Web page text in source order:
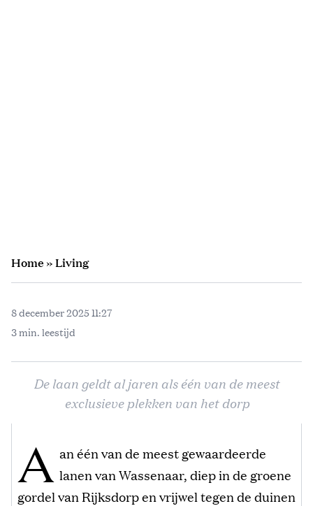
Home»Living
8 december 2025 11:27
3 min. leestijd
De laan geldt al jaren als één van de meest
exclusieve plekken van het dorp
A an één van de meest gewaardeerde
lanen van Wassenaar, diep in de groene
gordel van Rijksdorp en vrijwel tegen de duinen